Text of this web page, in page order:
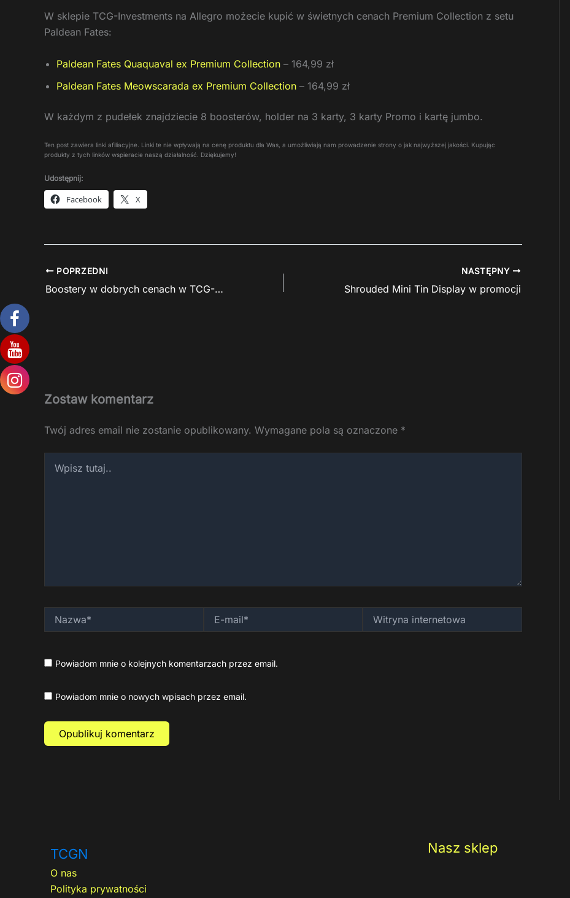
W sklepie TCG-Investments na Allegro możecie kupić w świetnych cenach Premium Collection z setu
Paldean Fates:
Paldean Fates Quaquaval ex Premium Collection – 164,99 zł
Paldean Fates Meowscarada ex Premium Collection – 164,99 zł
W każdym z pudełek znajdziecie 8 boosterów, holder na 3 karty, 3 karty Promo i kartę jumbo.
Ten post zawiera linki afiliacyjne. Linki te nie wpływają na cenę produktu dla Was, a umożliwiają nam prowadzenie strony o jak najwyższej jakości. Kupując
produkty z tych linków wspieracie naszą działalność. Dziękujemy!
Udostępnij:
Facebook X
POPRZEDNI
Boostery w dobrych cenach w TCG-Investments
NASTĘPNY
Shrouded Mini Tin Display w promocji
Zostaw komentarz
Twój adres email nie zostanie opublikowany. Wymagane pola są oznaczone *
tutaj..
mail*
internetowa
Powiadom mnie o kolejnych komentarzach przez email.
Powiadom mnie o nowych wpisach przez email.
TCGN
O nas
Polityka prywatności
Nasz sklep